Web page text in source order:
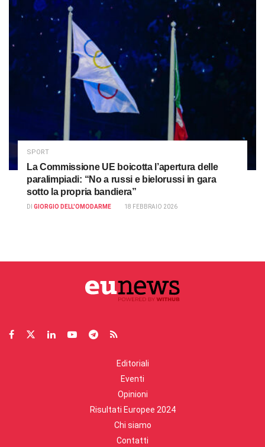
SPORT
La Commissione UE boicotta l’apertura delle
paralimpiadi: “No a russi e bielorussi in gara
sotto la propria bandiera”
DI GIORGIO DELL'OMODARME 18 FEBBRAIO 2026
Editoriali
Eventi
Opinioni
Risultati Europee 2024
Chi siamo
Contatti